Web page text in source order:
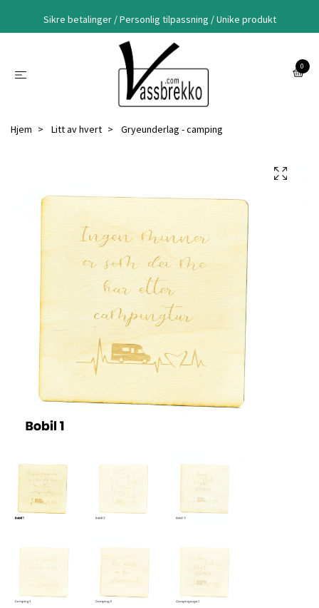
Sikre betalinger / Personlig tilpassning / Unike produkt
0
Hjem Litt av hvert Gryeunderlag - camping